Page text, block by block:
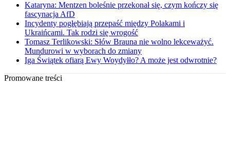
Kataryna: Mentzen boleśnie przekonał się, czym kończy się
fascynacja AfD
Incydenty pogłębiają przepaść między Polakami i
Ukraińcami. Tak rodzi się wrogość
Tomasz Terlikowski: Słów Brauna nie wolno lekceważyć.
Mundurowi w wyborach do zmiany
Iga Świątek ofiarą Ewy Woydyłło? A może jest odwrotnie?
Promowane treści